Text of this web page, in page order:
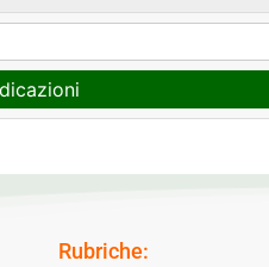
Rubriche: